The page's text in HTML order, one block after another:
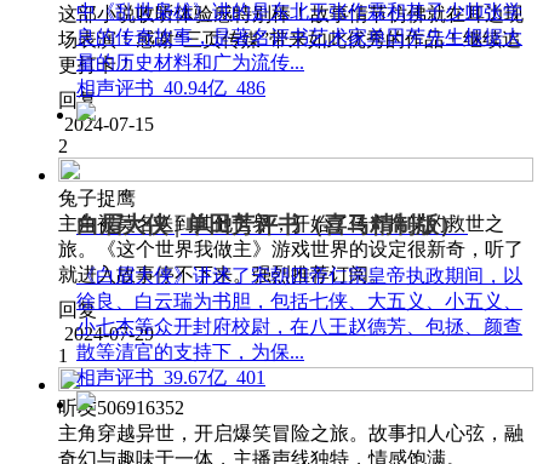
这部小说收听体验感特别棒！故事情节仿佛就在耳边现
场表演！感谢“三页传媒”带来如此优秀的作品！继续追
更打卡！
回复
2024-07-15
2
兔子捉鹰
主角被莫名送到其他世界，开始了传奇搞笑的救世之
旅。《这个世界我做主》游戏世界的设定很新奇，听了
就进入故事停不下来。强烈推荐订阅。
回复
2024-07-29
1
听友506916352
主角穿越异世，开启爆笑冒险之旅。故事扣人心弦，融
奇幻与趣味于一体，主播声线独特，情感饱满。
中《乱世枭雄》讲的是东北王张作霖和其子少帅张学
良的传奇故事，是著名评书艺术家单田芳先生根据大
量的历史材料和广为流传...
相声评书 40.94亿 486
白眉大侠 | 单田芳评书（喜马精制版）
《白眉大侠》讲述了宋朝四帝仁宗皇帝执政期间，以
徐良、白云瑞为书胆，包括七侠、大五义、小五义、
小七杰等众开封府校尉，在八王赵德芳、包拯、颜查
散等清官的支持下，为保...
相声评书 39.67亿 401